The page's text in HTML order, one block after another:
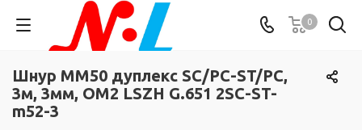
0
Шнур MM50 дуплекс SC/PC-ST/PC,
3м, 3мм, ОМ2 LSZH G.651 2SC-ST-
m52-3